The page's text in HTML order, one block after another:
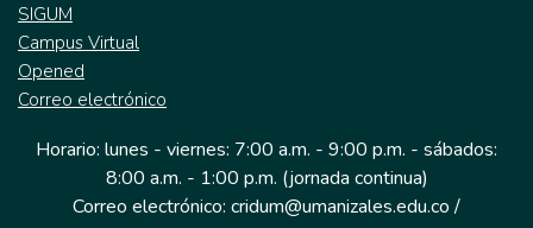
SIGUM
Campus Virtual
Opened
Correo electrónico
Horario: lunes - viernes: 7:00 a.m. - 9:00 p.m. - sábados:
8:00 a.m. - 1:00 p.m. (jornada continua)
Correo electrónico: cridum@umanizales.edu.co /